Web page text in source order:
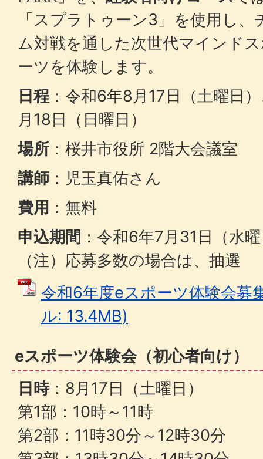
「スプラトゥーン3」を使用し、
ム対戦を通した次世代マインド
ーツを体験します。
日程 ：令和6年8月17日（土曜日
月18日（日曜日）
場所 ：桜井市役所 2階大会議室
講師 ：児玉真佑さん
費用 ：無料
申込期間 ：令和6年7月31日（水
（注）応募多数の場合は、抽選
令和6年度eスポーツ体験会募
ル: 13.4MB)
eスポーツ体験会（初心者向け）
日時：8月17日（土曜日）
第1部：10時～11時
第2部：11時30分～12時30分